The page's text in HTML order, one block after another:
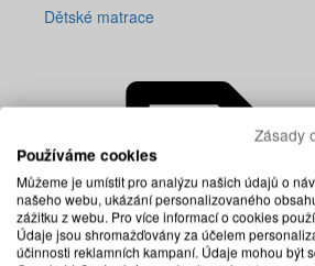
Dětské matrace
Zásady
Používáme cookies
Můžeme je umístit pro analýzu našich údajů o
našeho webu, ukázání personalizovaného
zážitku z webu. Pro více informací o cookies
Údaje jsou shromažďovány za účelem
účinnosti reklamních kampaní. Údaje mohou být